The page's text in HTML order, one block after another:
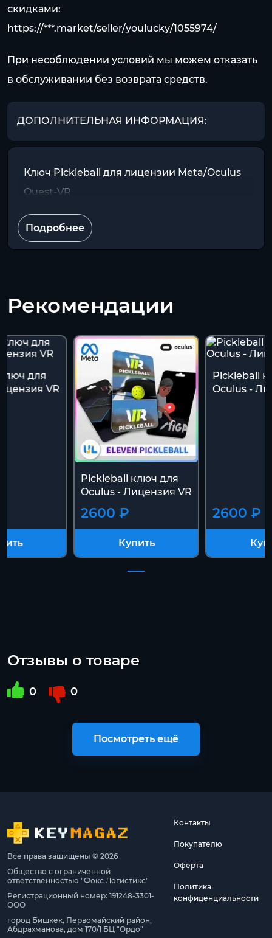
скидками:
https://***.market/seller/youlucky/1055974/
При несоблюдении условий мы можем отказать
в обслуживании без возврата средств.
ДОПОЛНИТЕЛЬНАЯ ИНФОРМАЦИЯ:
Ключ Pickleball для лицензии Meta/Oculus
Quest-VR
Подробнее
Рекомендации
для
VR
Pickleball ключ для
Oculus - Лицензия VR
2600 ₽
Купить
Pickleball
Oculus -
2600 ₽
Отзывы о товаре
0 0
Посмотреть ещё
Все права защищены © 2026
Общество с ограниченной
ответственностью "Фокс Логистикс"
Регистрационный номер: 191248-3301-
ООО
город Бишкек, Первомайский район,
Абдрахманова, дом 170/1 БЦ "Ордо"
Контакты
Покупателю
Оферта
Политика
конфиденциальности